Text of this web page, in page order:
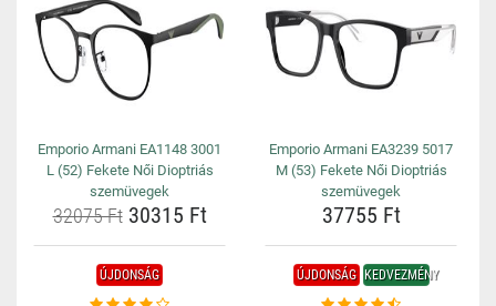
Emporio Armani EA1148 3001
L (52) Fekete Női Dioptriás
szemüvegek
32075 Ft30315 Ft
Emporio Armani EA3239 5017
M (53) Fekete Női Dioptriás
szemüvegek
37755 Ft
ÚJDONSÁG ÚJDONSÁG KEDVEZMÉNY